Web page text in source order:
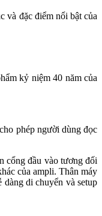
và đặc điểm nổi bật của
kỷ niệm 40 năm của
phép người dùng đọc
cổng đầu vào tương đối
của ampli. Thân máy
di chuyển và setup